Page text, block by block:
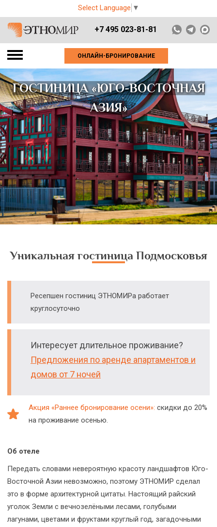
Select Language ▼
+7 495 023-81-81
ОНЛАЙН-БРОНИРОВАНИЕ
ГОСТИНИЦА «ЮГО-ВОСТОЧНАЯ
АЗИЯ»
Уникальная гостиница Подмосковья
Ресепшен гостиниц ЭТНОМИРа работает
круглосуточно
Интересует длительное проживание?
Предложения по аренде апартаментов и
домов от 7 ночей
Акция «Раннее бронирование осени»: скидки до 20%
на проживание осенью.
Об отеле
Передать словами невероятную красоту ландшафтов Юго-
Восточной Азии невозможно, поэтому ЭТНОМИР сделал
это в форме архитектурной цитаты. Настоящий райский
уголок Земли с вечнозелёными лесами, голубыми
лагунами, цветами и фруктами круглый год, загадочными